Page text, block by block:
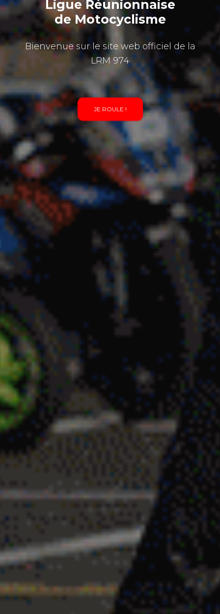
Ligue Réunionnaise
de Motocyclisme
Bienvenue sur le site web officiel de la
LRM 974
JE ROULE !